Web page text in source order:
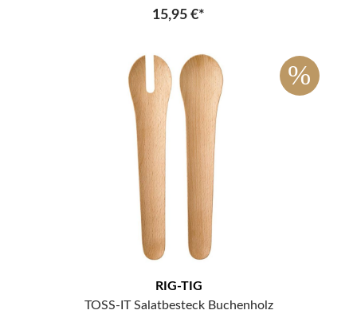
15,95 €*
%
RIG-TIG
TOSS-IT Salatbesteck Buchenholz